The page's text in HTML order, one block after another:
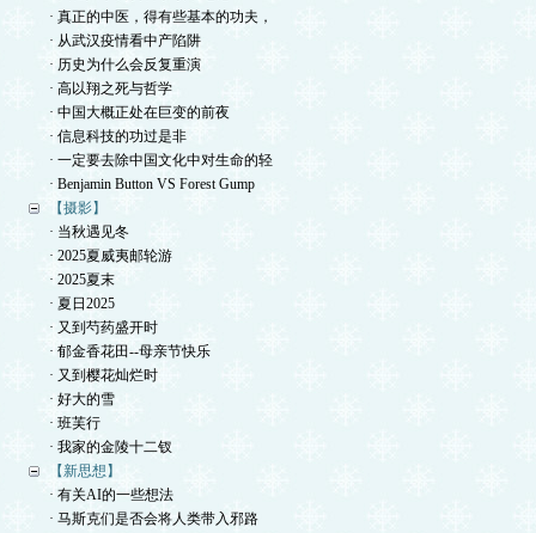
· 真正的中医，得有些基本的功夫，
· 从武汉疫情看中产陷阱
· 历史为什么会反复重演
· 高以翔之死与哲学
· 中国大概正处在巨变的前夜
· 信息科技的功过是非
· 一定要去除中国文化中对生命的轻
· Benjamin Button VS Forest Gump
【摄影】
· 当秋遇见冬
· 2025夏威夷邮轮游
· 2025夏末
· 夏日2025
· 又到芍药盛开时
· 郁金香花田--母亲节快乐
· 又到樱花灿烂时
· 好大的雪
· 班芙行
· 我家的金陵十二钗
【新思想】
· 有关AI的一些想法
· 马斯克们是否会将人类带入邪路